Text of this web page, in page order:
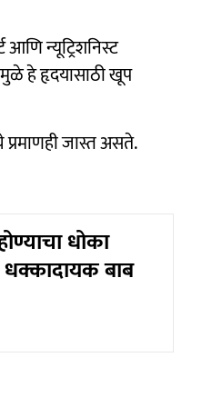
न्यूट्रिशनिस्ट
हे हृदयासाठी खूप
प्रमाणही जास्त असते.
धोका
धक्कादायक बाब